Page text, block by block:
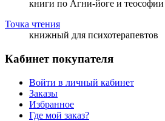
книги по Агни-йоге и теософии
Точка чтения
книжный для психотерапевтов
Кабинет покупателя
Войти в личный кабинет
Заказы
Избранное
Где мой заказ?